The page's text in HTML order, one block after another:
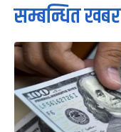
सम्बन्धित खबर